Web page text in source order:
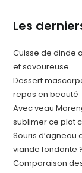
Les
Cuisse de dinde
et savoureuse
Dessert
repas en beauté
Avec veau
sublimer ce plat
Souris d’agneau
viande fondante
Comparaison